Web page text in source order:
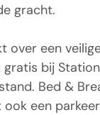
gracht.
over een
gratis bij
Bed &
ook een